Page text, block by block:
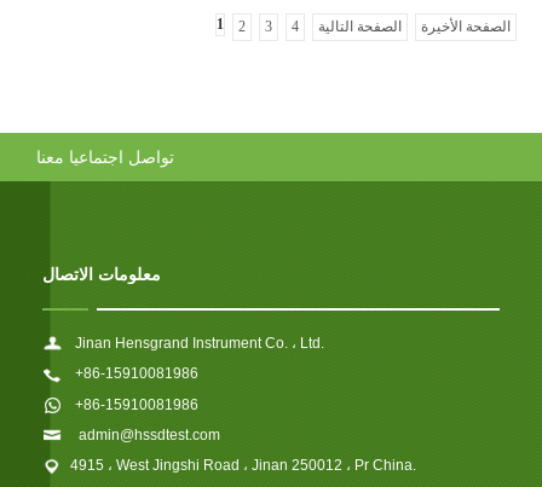
1 2 3 4 الصفحة التالية الصفحة الأخيرة
تواصل اجتماعيا معنا
معلومات الاتصال
Jinan Hensgrand Instrument Co. ، Ltd.
+86-15910081986
+86-15910081986
admin@hssdtest.com
4915 ، West Jingshi Road ، Jinan 250012 ، Pr China.